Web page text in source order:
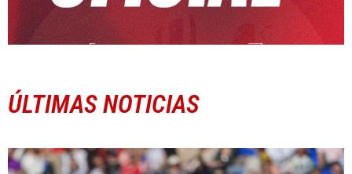
ÚLTIMAS NOTICIAS